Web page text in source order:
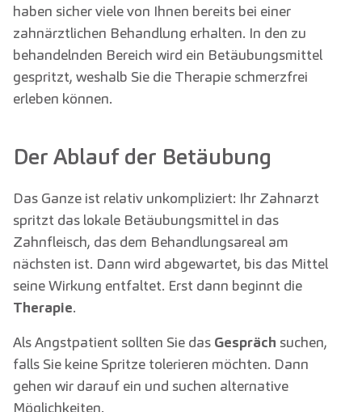
haben sicher viele von Ihnen bereits bei einer
zahnärztlichen Behandlung erhalten. In den zu
behandelnden Bereich wird ein Betäubungsmittel
gespritzt, weshalb Sie die Therapie schmerzfrei
erleben können.
Der Ablauf der Betäubung
Das Ganze ist relativ unkompliziert: Ihr Zahnarzt
spritzt das lokale Betäubungsmittel in das
Zahnfleisch, das dem Behandlungsareal am
nächsten ist. Dann wird abgewartet, bis das Mittel
seine Wirkung entfaltet. Erst dann beginnt die
Therapie.
Als Angstpatient sollten Sie das Gespräch suchen,
falls Sie keine Spritze tolerieren möchten. Dann
gehen wir darauf ein und suchen alternative
Möglichkeiten.